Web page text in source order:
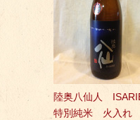
陸奥八仙人
特別純米 火入れ